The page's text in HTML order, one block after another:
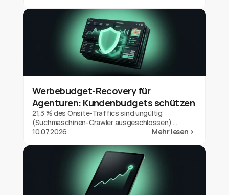
Werbebudget-Recovery für
Agenturen: Kundenbudgets schützen
21,3 % des Onsite-Traffics sind ungültig
(Suchmaschinen-Crawler ausgeschlossen).
Werbebudget-Recovery für Agenturen:
10.07.2026 Mehr lesen >